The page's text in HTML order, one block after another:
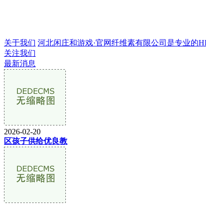
关于我们 河北闲庄和游戏·官网纤维素有限公司是专业的
关注我们
最新消息
2026-02-20
区孩子供给优良教